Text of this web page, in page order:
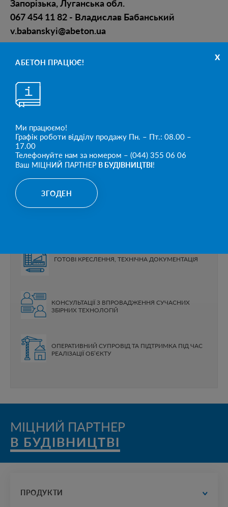
x
АБЕТОН ПРАЦЮЄ!
Ми працюємо!
Графік роботи відділу продажу Пн. – Пт.: 08.00 –
17.00
Телефонуйте нам за номером – (044) 355 06 06
Ваш МІЦНИЙ ПАРТНЕР В БУДІВНИЦТВІ!
ЗГОДЕН
Запорізька, Луганська обл.
067 454 11 82 - Владислав Бабанський
v.babanskyi@abeton.ua
АБЕТОН — МІЦНИЙ ПАРТНЕР
СТВОРЮЄМО ПРОЄКТИ РАЗОМ.
ЩО МИ ПРОПОНУЄМО ПРОЄКТАНТАМ:
ЕТАПАХ РОЗРОБКИ ПРОЄКТУ
ГОТОВІ КРЕСЛЕННЯ, ТЕХНІЧНА ДОКУМЕНТАЦІЯ
КОНСУЛЬТАЦІЇ З ВПРОВАДЖЕННЯ СУЧАСНИХ
ЗБІРНИХ ТЕХНОЛОГІЙ
ОПЕРАТИВНИЙ СУПРОВІД ТА ПІДТРИМКА ПІД ЧАС
РЕАЛІЗАЦІЇ ОБ’ЄКТУ
МІЦНИЙ ПАРТНЕР
В БУДІВНИЦТВІ
ПРОДУКТИ